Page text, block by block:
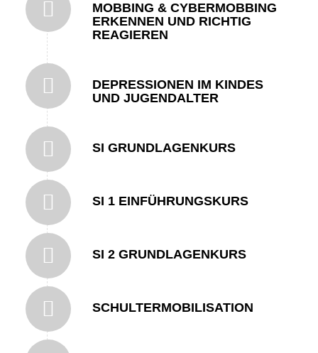
MOBBING & CYBERMOBBING
ERKENNEN UND RICHTIG
REAGIEREN
DEPRESSIONEN IM KINDES
UND JUGENDALTER
SI GRUNDLAGENKURS
SI 1 EINFÜHRUNGSKURS
SI 2 GRUNDLAGENKURS
SCHULTERMOBILISATION